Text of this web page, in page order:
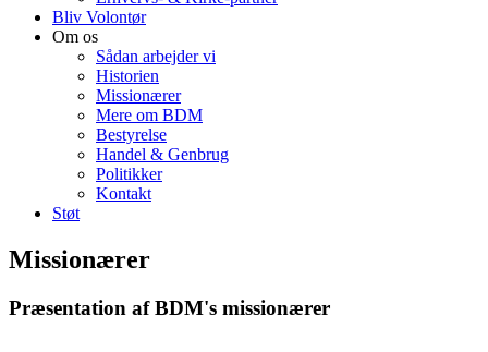
Bliv Volontør
Om os
Sådan arbejder vi
Historien
Missionærer
Mere om BDM
Bestyrelse
Handel & Genbrug
Politikker
Kontakt
Støt
Missionærer
Præsentation af BDM's missionærer